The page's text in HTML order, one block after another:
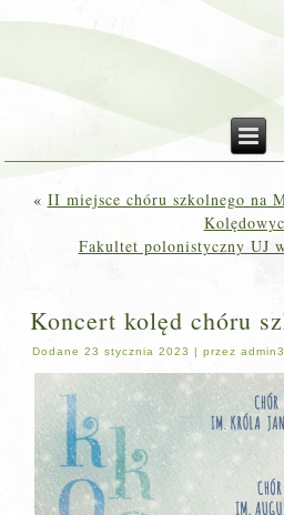
« II miejsce chóru szkolnego na
Fakultet polonistyczny UJ
Koncert kolęd chóru
Dodane 23 stycznia 2023 |przez admin3